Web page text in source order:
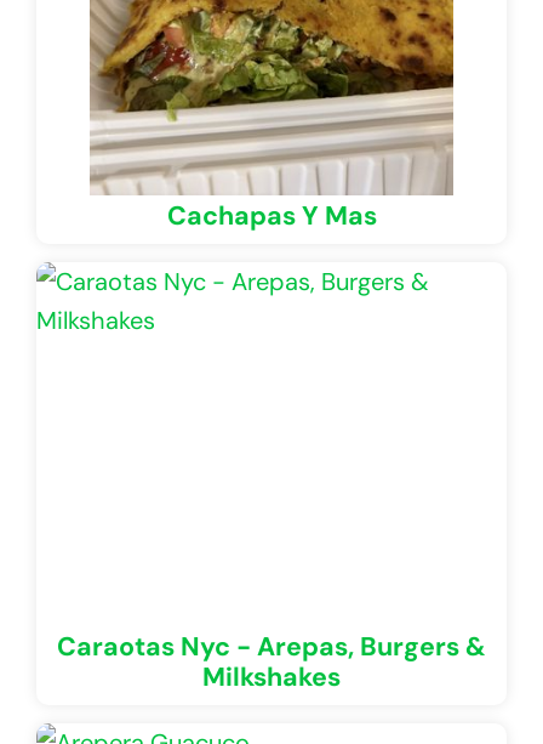
Cachapas Y Mas
Caraotas Nyc - Arepas, Burgers &
Milkshakes